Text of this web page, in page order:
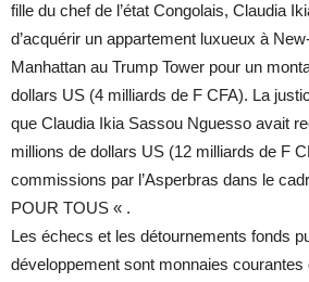
fille du chef de l’état Congolais, Claudia
d’acquérir un appartement luxueux à
Manhattan au Trump Tower pour un
dollars US (4 milliards de F CFA). La
que Claudia Ikia Sassou Nguesso avait
millions de dollars US (12 milliards de F
commissions par l’Asperbras dans le
POUR TOUS « .
Les échecs et les détournements fonds
développement sont monnaies courantes